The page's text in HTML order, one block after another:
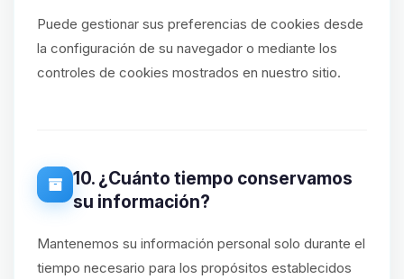
Puede gestionar sus preferencias de cookies desde
la configuración de su navegador o mediante los
controles de cookies mostrados en nuestro sitio.
10. ¿Cuánto tiempo conservamos
su información?
Mantenemos su información personal solo durante el
tiempo necesario para los propósitos establecidos